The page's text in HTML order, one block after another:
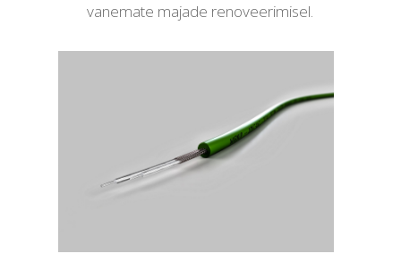
vanemate majade renoveerimisel.